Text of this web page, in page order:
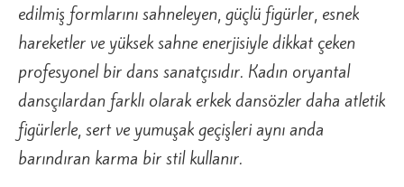
edilmiş formlarını sahneleyen, güçlü figürler, esnek
hareketler ve yüksek sahne enerjisiyle dikkat çeken
profesyonel bir dans sanatçısıdır. Kadın oryantal
dansçılardan farklı olarak erkek dansözler daha atletik
figürlerle, sert ve yumuşak geçişleri aynı anda
barındıran karma bir stil kullanır.